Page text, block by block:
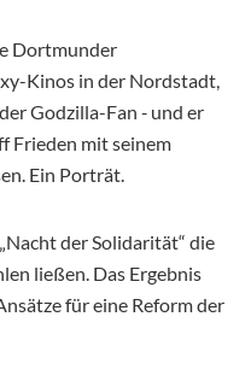
Dortmunder
Kinos in der Nordstadt,
Godzilla-Fan ‑ und er
Frieden mit seinem
Ein Porträt.
der Solidarität“ die
ließen. Das Ergebnis
für eine Reform der